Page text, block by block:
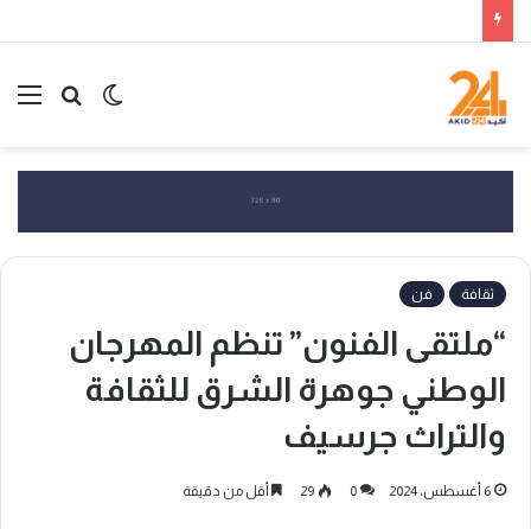
بحث
الوضع
ثقافة فن
“ملتقى الفنون” تنظم المهرجان
الوطني جوهرة الشرق للثقافة
والتراث جرسيف
6 أغسطس، 2024 0
29 أقل من دقيقة